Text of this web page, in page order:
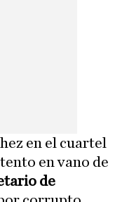
en el cuartel
en vano de
de